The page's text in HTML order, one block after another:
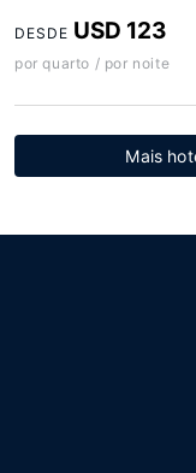
DESDE USD 123
por quarto / por noite
Mais